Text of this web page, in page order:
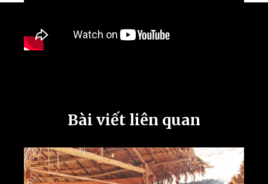
Bài viết liên quan